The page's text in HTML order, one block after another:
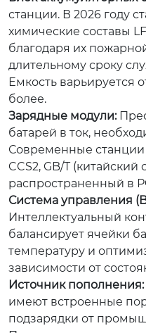
станции. В 2026 году
химические составы
благодаря их
длительному сроку
Емкость варьируется
более.
Зарядные модули:
батарей в ток,
Современные
CCS2, GB/T (китайский
распространенный в
Система управления
Интеллектуальный
балансирует ячейки
температуру и
зависимости от
Источник пополнения:
имеют встроенные
подзарядки от